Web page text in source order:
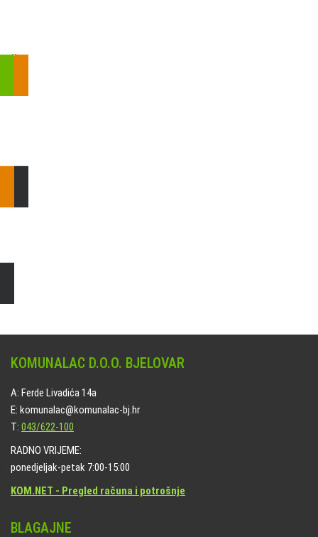
KOMUNALAC D.O.O. BJELOVAR
A: Ferde Livadića 14a
E: komunalac@komunalac-bj.hr
T: 043/622-100
RADNO VRIJEME:
ponedjeljak-petak 7:00-15:00
KOM.NET - Pregled računa i potrošnje
BLAGAJNE